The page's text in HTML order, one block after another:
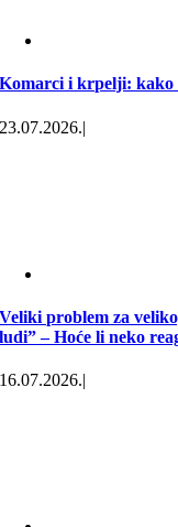
Komarci i krpelji: kako
23.07.2026.|
Veliki problem za
ludi” – Hoće li neko
16.07.2026.|